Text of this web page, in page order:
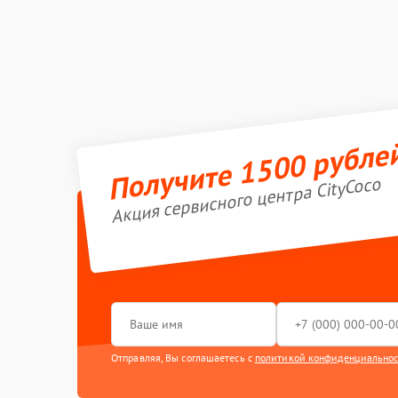
Получите 1500
Акция сервисного центра CityCoco
Отправляя, Вы соглашаетесь с политикой